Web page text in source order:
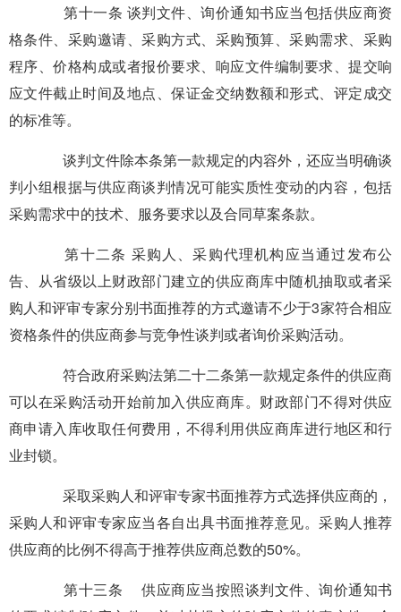
第十一条 谈判文件、询价通知书应当包括供应商资
格条件、采购邀请、采购方式、采购预算、采购需求、采购
程序、价格构成或者报价要求、响应文件编制要求、提交响
应文件截止时间及地点、保证金交纳数额和形式、评定成交
的标准等。
谈判文件除本条第一款规定的内容外，还应当明确谈
判小组根据与供应商谈判情况可能实质性变动的内容，包括
采购需求中的技术、服务要求以及合同草案条款。
第十二条 采购人、采购代理机构应当通过发布公
告、从省级以上财政部门建立的供应商库中随机抽取或者采
购人和评审专家分别书面推荐的方式邀请不少于3家符合相应
资格条件的供应商参与竞争性谈判或者询价采购活动。
符合政府采购法第二十二条第一款规定条件的供应商
可以在采购活动开始前加入供应商库。财政部门不得对供应
商申请入库收取任何费用，不得利用供应商库进行地区和行
业封锁。
采取采购人和评审专家书面推荐方式选择供应商的，
采购人和评审专家应当各自出具书面推荐意见。采购人推荐
供应商的比例不得高于推荐供应商总数的50%。
第十三条 供应商应当按照谈判文件、询价通知书